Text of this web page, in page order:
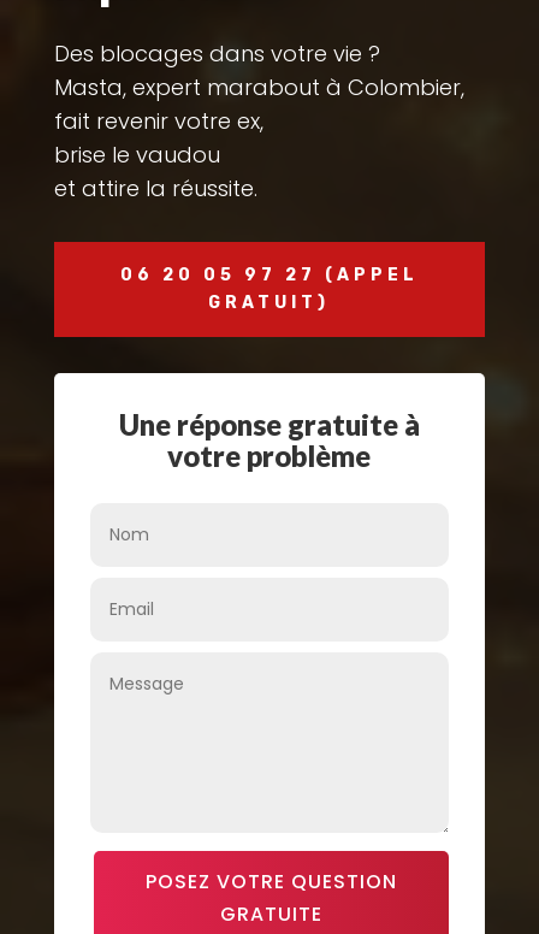
Des blocages dans votre vie ?
Masta, expert marabout à Colombier,
fait revenir votre ex,
brise le vaudou
et attire la réussite.
06 20 05 97 27 (APPEL
GRATUIT)
Une réponse gratuite à
votre problème
POSEZ VOTRE QUESTION
GRATUITE